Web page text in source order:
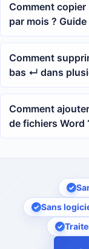
Comment
par mois ?
Comment
bas ↵ dans
nettoyage par
Comment
de fichiers Word
pour documents
Sans